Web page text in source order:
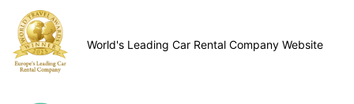
World's Leading Car Rental Company Website